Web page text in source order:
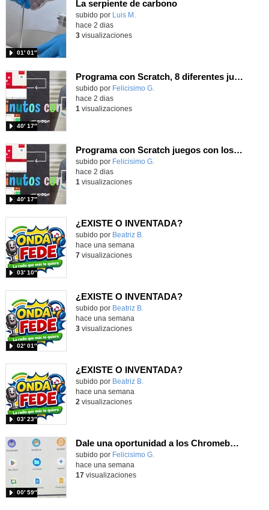
La serpiente de carbono
Contenido educativo.
subido por Luis M.
01′ 01″
hace 2 dias
3visualizaciones
Programa con Scratch, 8 diferentes juegos para vivir la emoción de los partidos de España en el mundial 2026
Contenido educativo.
subido por Felicisimo G.
40′ 17″
hace 2 dias
1 visualizaciones
Programa con Scratch juegos con los partidos del mundial 2026 ganados por España
Contenido educativo.
subido por Felicisimo G.
40′ 17″
hace 2 dias
1 visualizaciones
¿EXISTE O INVENTADA?
Contenido educativo.
subido por Beatriz B.
03′ 10″
hace una semana
7visualizaciones
¿EXISTE O INVENTADA?
Contenido educativo.
subido por Beatriz B.
02′ 01″
hace una semana
3visualizaciones
¿EXISTE O INVENTADA?
Contenido educativo.
subido por Beatriz B.
03′ 23″
hace una semana
2 visualizaciones
Dale una oportunidad a los Chromebooks y utiliza un proyector para realizar talleres si no tienes pantallas táctiles
Contenido educativo.
subido por Felicisimo G.
00′ 59″
hace una semana
17visualizaciones